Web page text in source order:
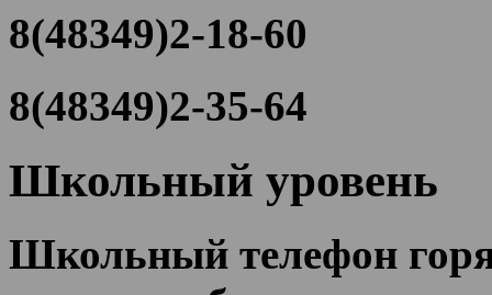
8(48349)2-18-60
8(48349)2-35-64
Школьный уровень
Школьный телефон